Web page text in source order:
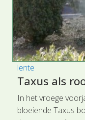
lente
Taxus als
In het vroege
bloeiende Taxus